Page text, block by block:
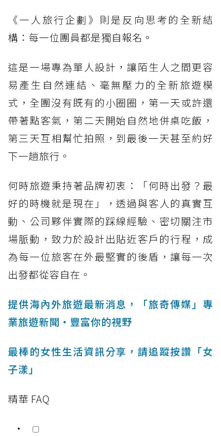
《一人旅行企劃》則是反向思考的全新結
構：每一位團員都是獨自報名。
這是一場專為單人設計，讓陌生人之間更容
易產生自然連結、毫無壓力的全新旅遊模
式，全團沒有既有的小圈圈，第一天或許還
帶著點客氣，第二天開始自然地併桌吃飯，
第三天互相幫忙拍照，到最後一天甚至約好
下一趟旅行。
何時旅遊秉持著品牌初衷：「何時出發？最
好的時機就是現在」，透過與客人的真實互
動、公司夥伴實際的踩線經驗、密切關注市
場脈動，致力於設計出貼近客戶的行程，成
為每一位旅客在外最堅實的後盾，讓每一次
出發都從容自在。
提供海內外旅遊最新消息，「旅奇傳媒」專
業旅遊新聞‧豐富你的視野
最棒的女性生活資訊分享，請追蹤按讚「女
子漾」
精華 FAQ